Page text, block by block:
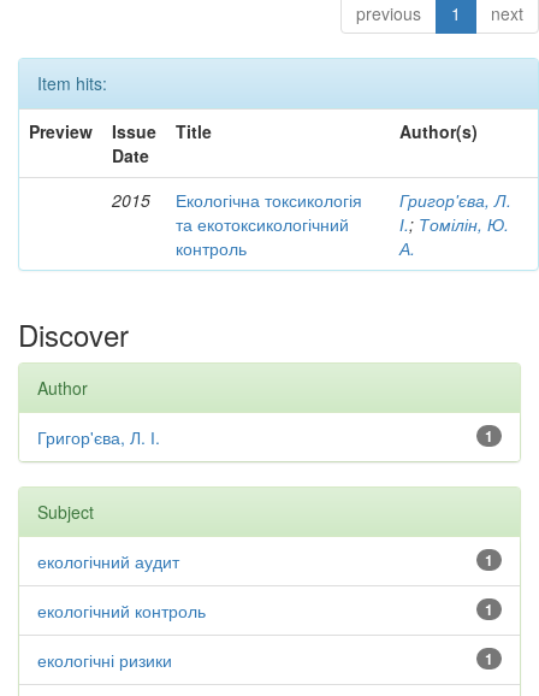
previous 1 next
Item hits:
Preview
Issue
Date
Title Author(s)
2015
Екологічна токсикологія
та екотоксикологічний
контроль
Григор'єва, Л.
І.; Томілін, Ю.
А.
Discover
Author
1
Григор'єва, Л. І.
Subject
1
екологічний аудит
1
екологічний контроль
1
екологічні ризики